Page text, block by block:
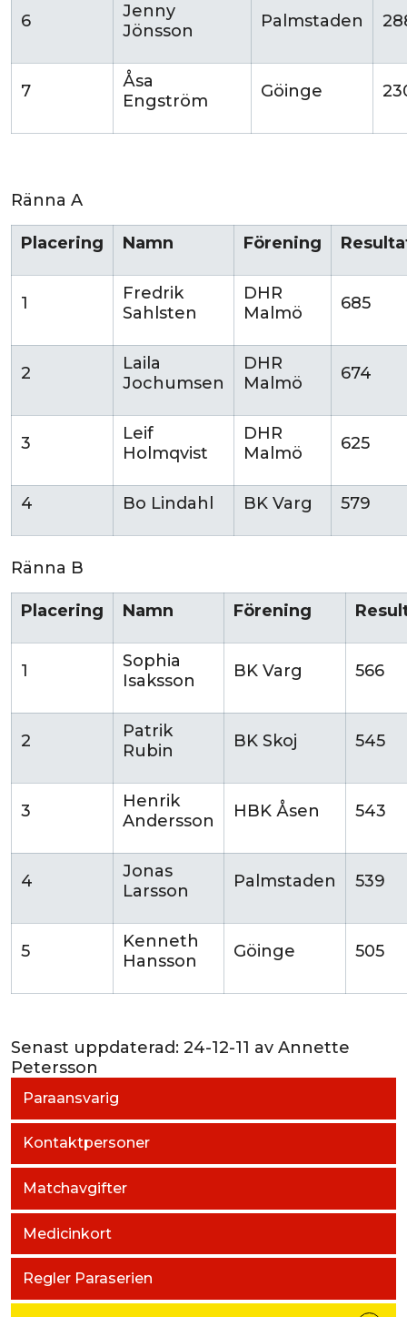
Paraansvarig
Kontaktpersoner
Matchavgifter
Medicinkort
Regler Paraserien
6
Jenny
Jönsson
Palmstaden
7
Åsa
Engström
Göinge
Ränna A
Placering Namn Förening
1
Fredrik
Sahlsten
DHR
Malmö
685
2
Laila
Jochumsen
DHR
Malmö
674
3
Leif
Holmqvist
DHR
Malmö
625
4 Bo Lindahl BK Varg 579
Ränna B
Placering Namn Förening
1
Sophia
Isaksson
BK Varg 566
2
Patrik
Rubin
BK Skoj 545
3
Henrik
Andersson
HBK Åsen 543
4
Jonas
Larsson
Palmstaden 539
5
Kenneth
Hansson
Göinge 505
Senast uppdaterad: 24-12-11 av Annette
Petersson